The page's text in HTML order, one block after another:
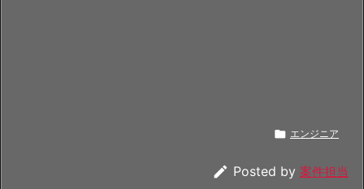
 エンジニア
 Posted by 案件担当